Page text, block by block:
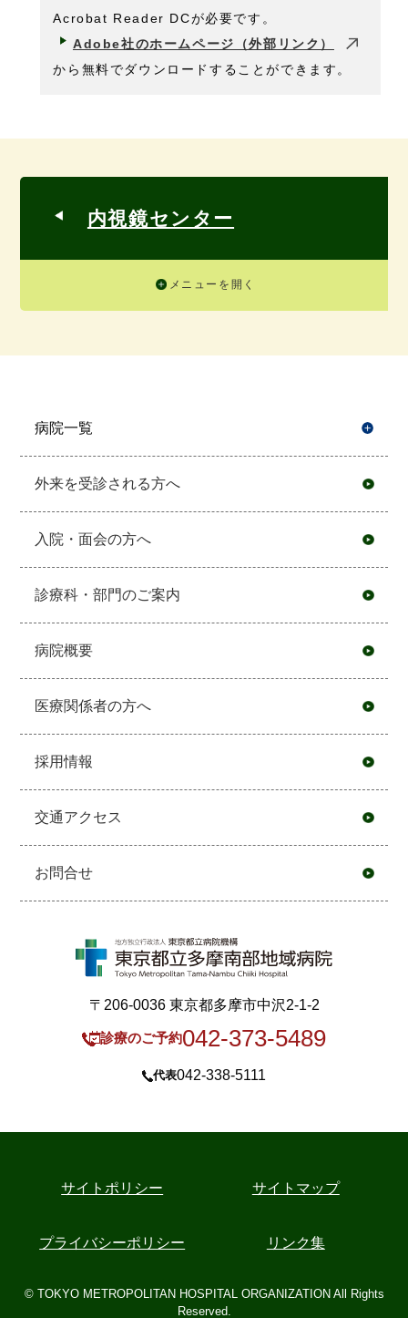
Acrobat Reader DCが必要です。
Adobe社のホームページ（外部リンク）
から無料でダウンロードすることができます。
内視鏡センター
メニューを開く
病院一覧
外来を受診される方へ
入院・面会の方へ
診療科・部門のご案内
病院概要
医療関係者の方へ
採用情報
交通アクセス
お問合せ
〒206-0036 東京都多摩市中沢2-1-2
診療のご予約042-373-5489
代表042-338-5111
サイトポリシー サイトマップ
プライバシーポリシー リンク集
© TOKYO METROPOLITAN HOSPITAL ORGANIZATION All Rights
Reserved.